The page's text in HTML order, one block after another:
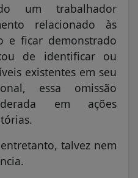
um trabalhador
relacionado às
e ficar demonstrado
de identificar ou
existentes em seu
essa omissão
em ações
talvez nem